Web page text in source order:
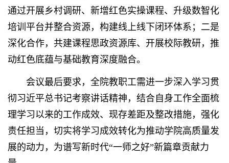
通过开展乡村调研、新增红色实操课程、升级数智化
培训平台并整合资源，构建线上线下闭环体系；二是
深化合作，共建课程思政资源库、开展校际教研，推
动红色底蕴与基础教育深度融合。
会议最后要求，全院教职工需进一步深入学习贯
彻习近平总书记考察讲话精神，结合自身工作全面梳
理学习以来的工作成效、现存差距及整改措施，强化
责任担当，切实将学习成效转化为推动学院高质量发
展的动力，为谱写新时代“一师之好”新篇章贡献力